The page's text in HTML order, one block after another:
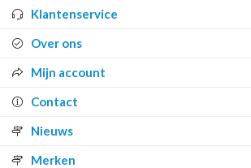
Klantenservice
Over ons
Mijn account
Contact
Nieuws
Merken